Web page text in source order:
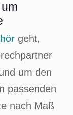
geht,
um den
passenden
nach Maß